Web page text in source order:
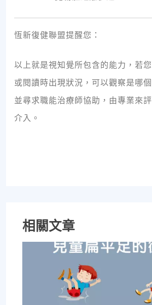
恆新復健聯盟提醒您：
以上就是視知覺所包含的能力，若
或閱讀時出現狀況，可以觀察是哪
並尋求職能治療師協助，由專業來
介入。
相關文章